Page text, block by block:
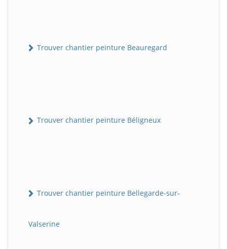
Trouver chantier peinture Beauregard
Trouver chantier peinture Béligneux
Trouver chantier peinture Bellegarde-sur-
Valserine